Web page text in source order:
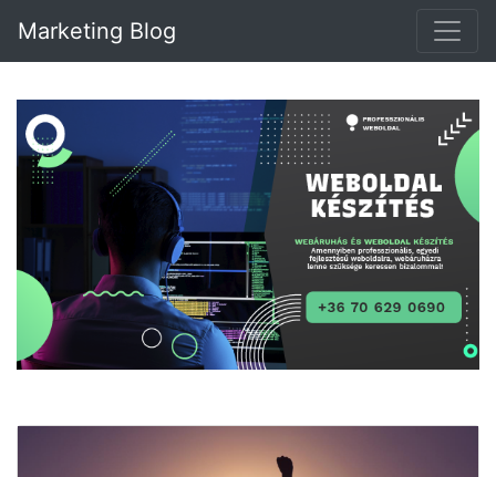
Marketing Blog